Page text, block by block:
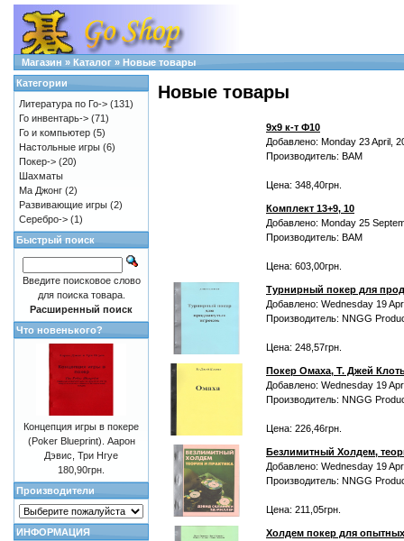
Магазин » Каталог » Новые товары
Новые товары
9х9 к-т Ф10
Добавлено: Monday 23 April,
Производитель: BAM
Цена: 348,40грн.
Комплект 13+9, 10
Добавлено: Monday 25
Производитель: BAM
Цена: 603,00грн.
Турнирный покер для
Добавлено: Wednesday 19
Производитель: NNGG
Цена: 248,57грн.
Покер Омаха, Т. Джей
Добавлено: Wednesday 19
Производитель: NNGG
Цена: 226,46грн.
Безлимитный Холдем,
Добавлено: Wednesday 19
Производитель: NNGG
Цена: 211,05грн.
Холдем покер для
Категории
Литература по Го-> (131)
Го инвентарь-> (71)
Го и компьютер (5)
Настольные игры (6)
Покер-> (20)
Шахматы
Ма Джонг (2)
Развивающие игры (2)
Серебро-> (1)
Быстрый поиск
Введите поисковое слово
для поиска товара.
Расширенный поиск
Что новенького?
Концепция игры в покере
(Poker Blueprint). Аарон
Дэвис, Три Нгуе
180,90грн.
Производители
ИНФОРМАЦИЯ